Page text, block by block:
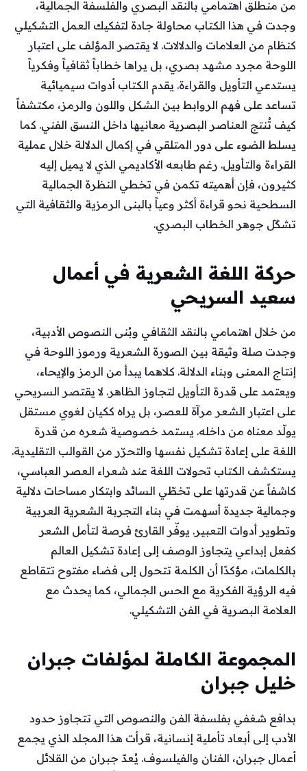
من منطلق اهتمامي بالنقد البصري والفلسفة الجمالية،
وجدت في هذا الكتاب محاولة جادة لتفكيك العمل التشكيلي
كنظام من العلامات والدلالات. لا يقتصر المؤلف على اعتبار
اللوحة مجرد مشهد بصري، بل يراها خطاباً ثقافياً وفكرياً
يستدعي التأويل والقراءة. يقدم الكتاب أدوات سيميائية
تساعد على فهم الروابط بين الشكل واللون والرمز، مكتشفاً
كيف تُنتج العناصر البصرية معانيها داخل النسق الفني. كما
يسلط الضوء على دور المتلقي في إكمال الدلالة خلال عملية
القراءة والتأويل. رغم طابعه الأكاديمي الذي لا يميل إليه
كثيرون، فإن أهميته تكمن في تخطي النظرة الجمالية
السطحية نحو قراءة أكثر وعياً بالبنى الرمزية والثقافية التي
تشكّل جوهر الخطاب البصري.
حركة اللغة الشعرية في أعمال
سعيد السريحي
من خلال اهتمامي بالنقد الثقافي وبُنى النصوص الأدبية،
وجدت صلة وثيقة بين الصورة الشعرية ورموز اللوحة في
إنتاج المعنى وبناء الدلالة. كلاهما يبدأ من الرمز والإيحاء،
ويعتمد على قدرة التأويل لتجاوز الظاهر. لا يقتصر السريحي
على اعتبار الشعر مرآة للعصر، بل يراه ككيان لغوي مستقل
يولّد معناه من داخله. يستمد خصوصية شعره من قدرة
اللغة على إعادة تشكيل نفسها والتحرّر من القوالب التقليدية.
يستكشف الكتاب تحولات اللغة عند شعراء العصر العباسي،
كاشفاً عن قدرتها على تخطّي السائد وابتكار مساحات دلالية
وجمالية جديدة أسهمت في بناء التجربة الشعرية العربية
وتطوير أدوات التعبير. يوفّر القارئ فرصة لتأمل الشعر
كفعل إبداعي يتجاوز الوصف إلى إعادة تشكيل العالم
بالكلمات، مؤكدًا أن الكلمة تتحول إلى فضاء مفتوح تتقاطع
فيه الرؤية الفكرية مع الحس الجمالي، كما يحدث مع
العلامة البصرية في الفن التشكيلي.
المجموعة الكاملة لمؤلفات جبران
خليل جبران
بدافع شغفي بفلسفة الفن والنصوص التي تتجاوز حدود
الأدب إلى أبعاد تأملية إنسانية، قرأت هذا المجلد الذي يجمع
أعمال جبران، الفنان والفيلسوف. يُعدّ جبران من القلائل